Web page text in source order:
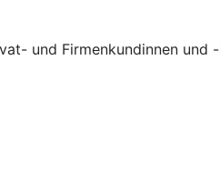
und Firmenkundinnen